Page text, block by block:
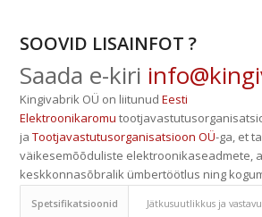
SOOVID LISAINFOT ?
Saada e-kiri
Kingivabrik OÜ on liitunudEesti
Elektroonikaromu
jaTootjavastutusorganisatsioon OÜ-ga, et
väikesemõõduliste elektroonikaseadmete,
keskkonnasõbralik ümbertöötlus ning
Spetsifikatsioonid Jätkusuutlikkus ja